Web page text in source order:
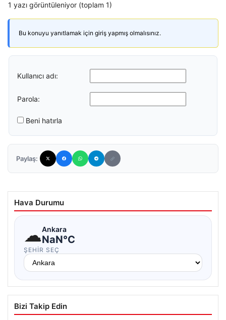
1 yazı görüntüleniyor (toplam 1)
Bu konuyu yanıtlamak için giriş yapmış olmalısınız.
Kullanıcı adı:
Parola:
Beni hatırla
Paylaş:
Hava Durumu
☁Ankara
NaN°C
ŞEHIR SEÇ
Bizi Takip Edin